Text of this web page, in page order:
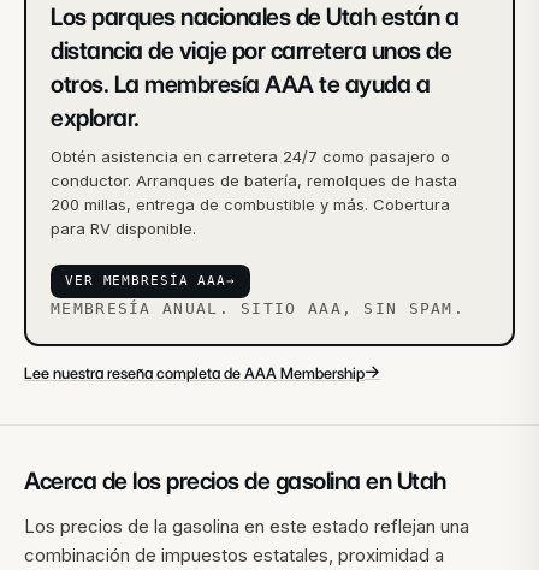
Los parques nacionales de Utah están a
distancia de viaje por carretera unos de
otros. La membresía AAA te ayuda a
explorar.
Obtén asistencia en carretera 24/7 como pasajero o
conductor. Arranques de batería, remolques de hasta
200 millas, entrega de combustible y más. Cobertura
para RV disponible.
VER MEMBRESÍA AAA→
MEMBRESÍA ANUAL. SITIO AAA, SIN SPAM.
Lee nuestra reseña completa de AAA Membership→
Acerca de los precios de gasolina en Utah
Los precios de la gasolina en este estado reflejan una
combinación de impuestos estatales, proximidad a